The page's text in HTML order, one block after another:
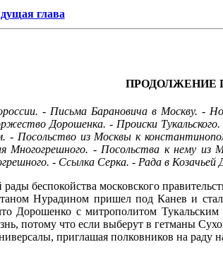
глава
ПРОДОЛЖЕНИЕ
- Письма Барановича в Москву. -
Дорошенка. - Происки
- Посольство из Москвы к
Многогрешного. - Посольства к нему
- Ссылка Серка. - Рада в
беспокойства московского
Нурадином пришел под Канев и
Дорошенко с митрополитом
потому что если выберут в гетманы
приглашая полковников на раду